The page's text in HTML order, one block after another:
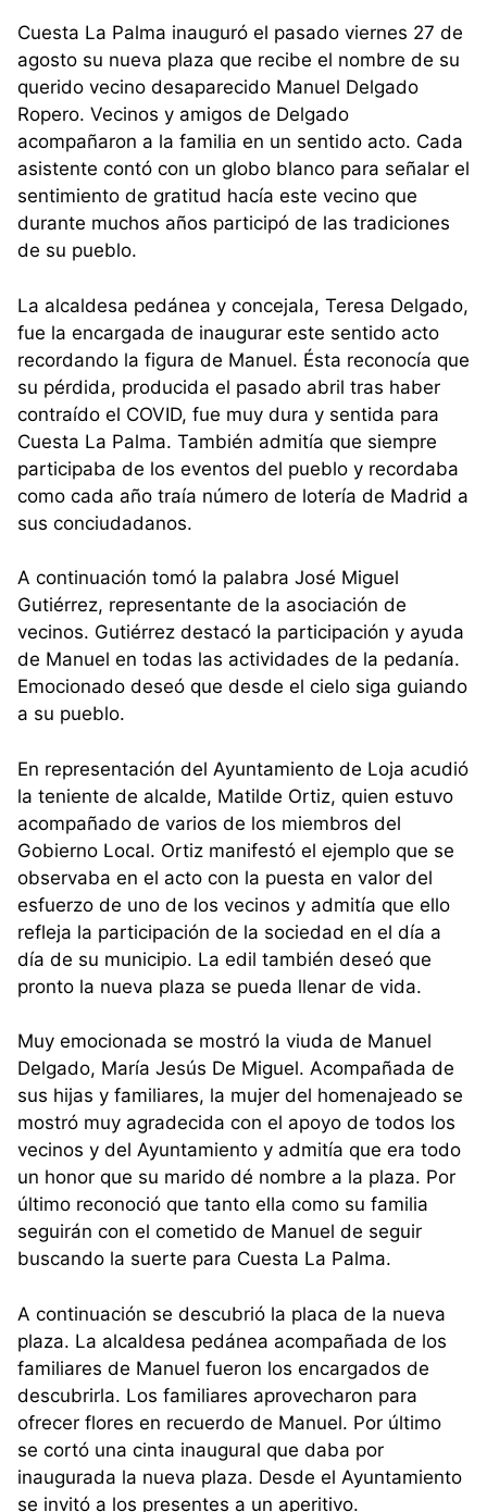
Cuesta La Palma inauguró el pasado viernes 27 de
agosto su nueva plaza que recibe el nombre de su
querido vecino desaparecido Manuel Delgado
Ropero. Vecinos y amigos de Delgado
acompañaron a la familia en un sentido acto. Cada
asistente contó con un globo blanco para señalar el
sentimiento de gratitud hacía este vecino que
durante muchos años participó de las tradiciones
de su pueblo.
La alcaldesa pedánea y concejala, Teresa Delgado,
fue la encargada de inaugurar este sentido acto
recordando la figura de Manuel. Ésta reconocía que
su pérdida, producida el pasado abril tras haber
contraído el COVID, fue muy dura y sentida para
Cuesta La Palma. También admitía que siempre
participaba de los eventos del pueblo y recordaba
como cada año traía número de lotería de Madrid a
sus conciudadanos.
A continuación tomó la palabra José Miguel
Gutiérrez, representante de la asociación de
vecinos. Gutiérrez destacó la participación y ayuda
de Manuel en todas las actividades de la pedanía.
Emocionado deseó que desde el cielo siga guiando
a su pueblo.
En representación del Ayuntamiento de Loja acudió
la teniente de alcalde, Matilde Ortiz, quien estuvo
acompañado de varios de los miembros del
Gobierno Local. Ortiz manifestó el ejemplo que se
observaba en el acto con la puesta en valor del
esfuerzo de uno de los vecinos y admitía que ello
refleja la participación de la sociedad en el día a
día de su municipio. La edil también deseó que
pronto la nueva plaza se pueda llenar de vida.
Muy emocionada se mostró la viuda de Manuel
Delgado, María Jesús De Miguel. Acompañada de
sus hijas y familiares, la mujer del homenajeado se
mostró muy agradecida con el apoyo de todos los
vecinos y del Ayuntamiento y admitía que era todo
un honor que su marido dé nombre a la plaza. Por
último reconoció que tanto ella como su familia
seguirán con el cometido de Manuel de seguir
buscando la suerte para Cuesta La Palma.
A continuación se descubrió la placa de la nueva
plaza. La alcaldesa pedánea acompañada de los
familiares de Manuel fueron los encargados de
descubrirla. Los familiares aprovecharon para
ofrecer flores en recuerdo de Manuel. Por último
se cortó una cinta inaugural que daba por
inaugurada la nueva plaza. Desde el Ayuntamiento
se invitó a los presentes a un aperitivo.